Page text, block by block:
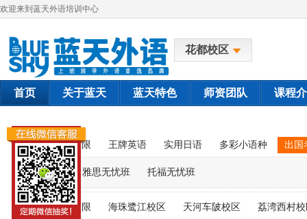
欢迎来到蓝天外语培训中心
花都校区
首页 关于蓝天 蓝天特色 师资团队 课程
课程类别 不限 王牌英语 实用日语 多彩小语种 出国
雅思无忧班 托福无忧班
上课校区 不限 海珠鹭江校区 天河车陂校区
荔湾西村